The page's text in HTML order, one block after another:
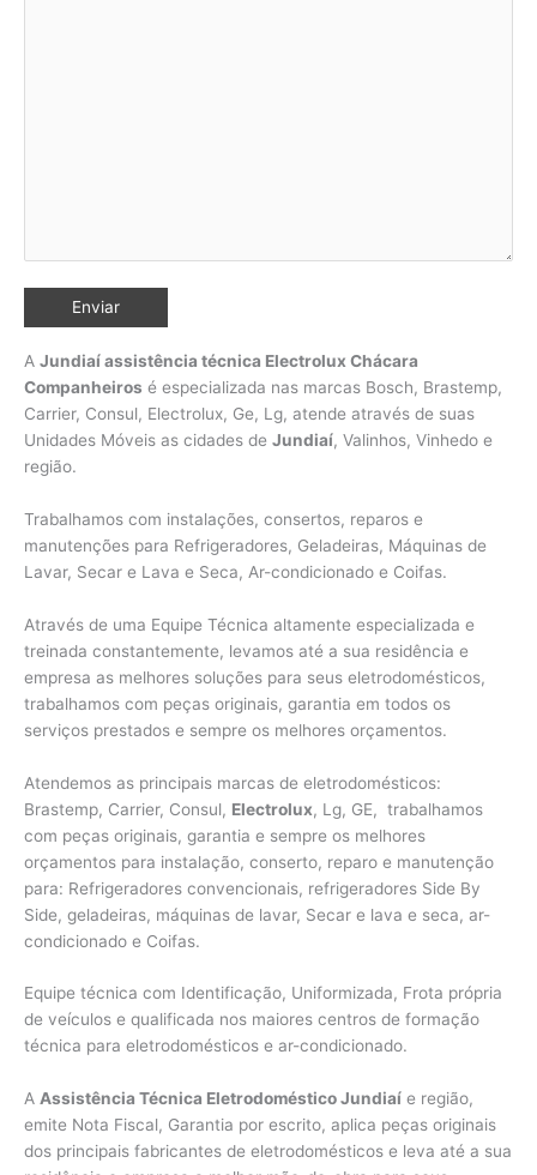
A Jundiaí assistência técnica Electrolux Chácara
Companheiros é especializada nas marcas Bosch, Brastemp,
Carrier, Consul, Electrolux, Ge, Lg, atende através de suas
Unidades Móveis as cidades de Jundiaí, Valinhos, Vinhedo e
região.
Trabalhamos com instalações, consertos, reparos e
manutenções para Refrigeradores, Geladeiras, Máquinas de
Lavar, Secar e Lava e Seca, Ar-condicionado e Coifas.
Através de uma Equipe Técnica altamente especializada e
treinada constantemente, levamos até a sua residência e
empresa as melhores soluções para seus eletrodomésticos,
trabalhamos com peças originais, garantia em todos os
serviços prestados e sempre os melhores orçamentos.
Atendemos as principais marcas de eletrodomésticos:
Brastemp, Carrier, Consul, Electrolux, Lg, GE, trabalhamos
com peças originais, garantia e sempre os melhores
orçamentos para instalação, conserto, reparo e manutenção
para: Refrigeradores convencionais, refrigeradores Side By
Side, geladeiras, máquinas de lavar, Secar e lava e seca, ar-
condicionado e Coifas.
Equipe técnica com Identificação, Uniformizada, Frota própria
de veículos e qualificada nos maiores centros de formação
técnica para eletrodomésticos e ar-condicionado.
A Assistência Técnica Eletrodoméstico Jundiaí e região,
emite Nota Fiscal, Garantia por escrito, aplica peças originais
dos principais fabricantes de eletrodomésticos e leva até a sua